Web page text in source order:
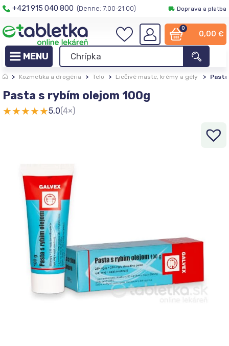
+421 915 040 800 (Denne: 7:00-21:00) Doprava a platba
0
0,00 €
> Kozmetika a drogéria > Telo > Liečivé maste, krémy a gély >
Pasta s rybím olejom 100g
★★★★★5,0(4×)